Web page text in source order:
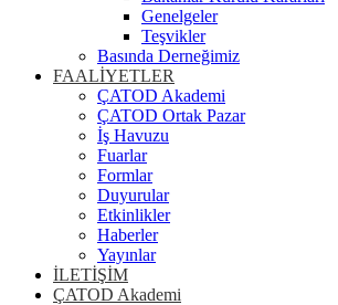
Genelgeler
Teşvikler
Basında Derneğimiz
FAALİYETLER
ÇATOD Akademi
ÇATOD Ortak Pazar
İş Havuzu
Fuarlar
Formlar
Duyurular
Etkinlikler
Haberler
Yayınlar
İLETİŞİM
ÇATOD Akademi